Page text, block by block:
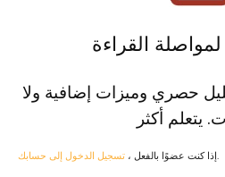
حصري وميزات إضافية ولا
يتعلم أكثر
إذا كنت عضوًا بالفعل ، تسجيل الدخول إلى حسابك .